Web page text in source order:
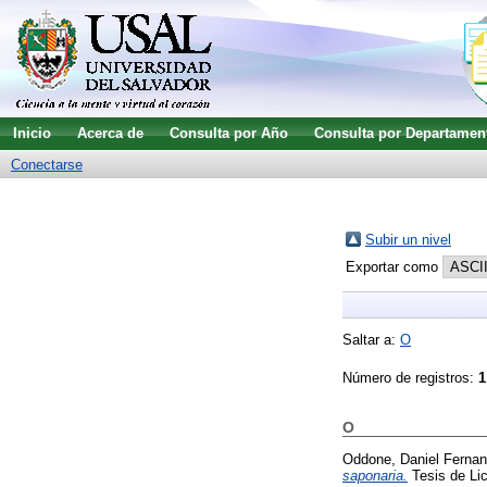
Inicio Acerca de Consulta por Año Consulta por
Conectarse
Subir un nivel
Exportar como
Saltar a: O
Número de registros: 1
O
Oddone, Daniel
saponaria. Tesis de